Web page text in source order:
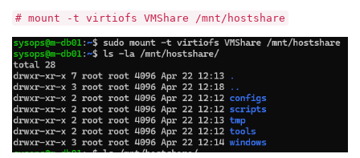
# mount -t virtiofs VMShare /mnt/hostshare